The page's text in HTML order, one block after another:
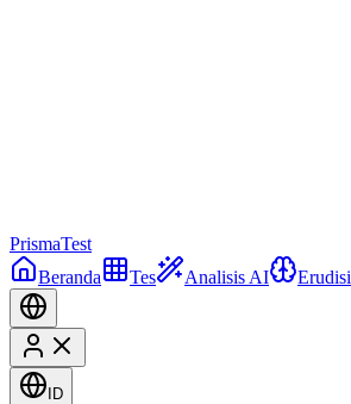
PrismaTest
Beranda
Tes Analisis AI Erudisi
ID